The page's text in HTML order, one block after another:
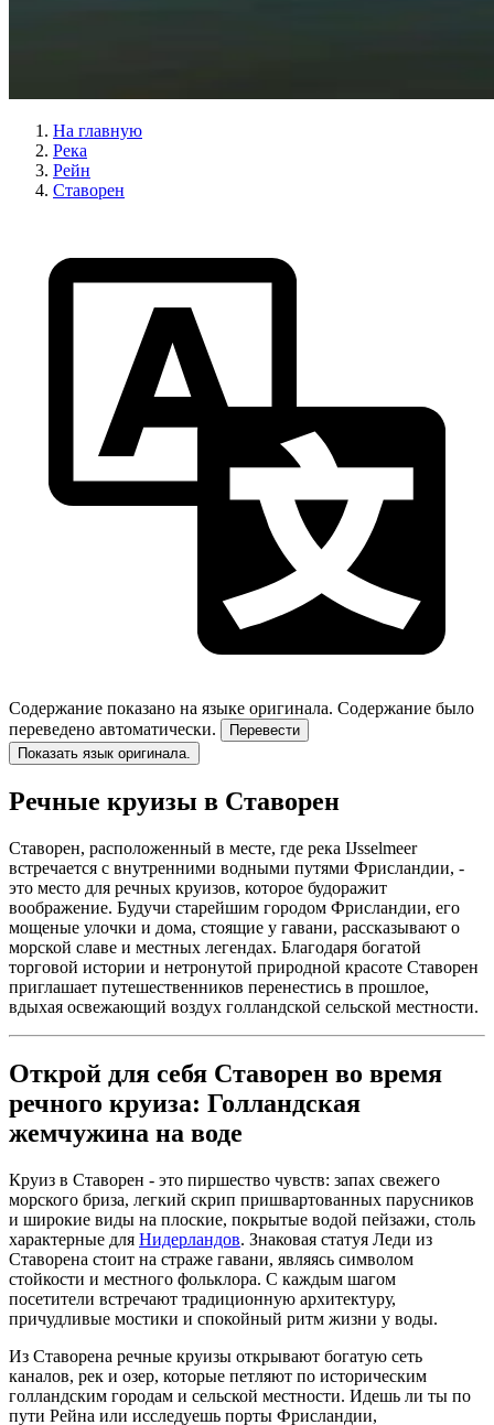
На главную
Река
Рейн
Ставорен
Содержание показано на языке оригинала. Содержание было
переведено автоматически.
Перевести
Показать язык оригинала.
Речные круизы в Ставорен
Ставорен, расположенный в месте, где река IJsselmeer
встречается с внутренними водными путями Фрисландии, -
это место для речных круизов, которое будоражит
воображение. Будучи старейшим городом Фрисландии, его
мощеные улочки и дома, стоящие у гавани, рассказывают о
морской славе и местных легендах. Благодаря богатой
торговой истории и нетронутой природной красоте Ставорен
приглашает путешественников перенестись в прошлое,
вдыхая освежающий воздух голландской сельской местности.
Открой для себя Ставорен во время
речного круиза: Голландская
жемчужина на воде
Круиз в Ставорен - это пиршество чувств: запах свежего
морского бриза, легкий скрип пришвартованных парусников
и широкие виды на плоские, покрытые водой пейзажи, столь
характерные для Нидерландов. Знаковая статуя Леди из
Ставорена стоит на страже гавани, являясь символом
стойкости и местного фольклора. С каждым шагом
посетители встречают традиционную архитектуру,
причудливые мостики и спокойный ритм жизни у воды.
Из Ставорена речные круизы открывают богатую сеть
каналов, рек и озер, которые петляют по историческим
голландским городам и сельской местности. Идешь ли ты по
пути Рейна или исследуешь порты Фрисландии,